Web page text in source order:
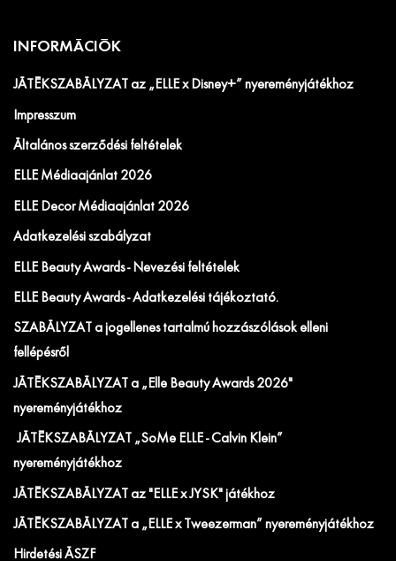
INFORMÁCIÓK
JÁTÉKSZABÁLYZAT az „ELLE x Disney+” nyereményjátékhoz
Impresszum
Általános szerződési feltételek
ELLE Médiaajánlat 2026
ELLE Decor Médiaajánlat 2026
Adatkezelési szabályzat
ELLE Beauty Awards - Nevezési feltételek
ELLE Beauty Awards - Adatkezelési tájékoztató.
SZABÁLYZAT a jogellenes tartalmú hozzászólások elleni
fellépésről
JÁTÉKSZABÁLYZAT a „Elle Beauty Awards 2026"
nyereményjátékhoz
JÁTÉKSZABÁLYZAT „SoMe ELLE - Calvin Klein”
nyereményjátékhoz
JÁTÉKSZABÁLYZAT az "ELLE x JYSK" játékhoz
JÁTÉKSZABÁLYZAT a „ELLE x Tweezerman” nyereményjátékhoz
Hirdetési ÁSZF